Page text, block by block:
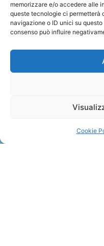
memorizzare e/o accedere alle
queste tecnologie ci permetterà
navigazione o ID unici su
consenso può influire
Cookie